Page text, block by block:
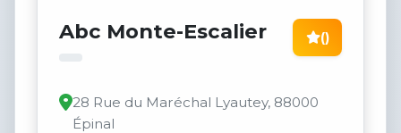
Abc Monte-Escalier ()
28 Rue du Maréchal Lyautey, 88000
Épinal